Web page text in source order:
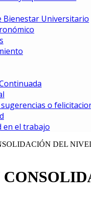
en
Maestría en Analítica y
en Comercio
– Maestría en
Maestría en Gerencia
en Gerencia
– Maestría en Gestión
en Gestión
en Comercio
en Gerencia
en Gerencia
Bienestar Universitario
o
en el trabajo
DEL